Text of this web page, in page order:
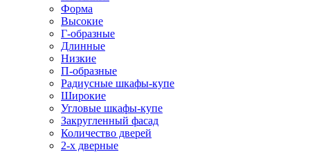
Форма
Высокие
Г-образные
Длинные
Низкие
П-образные
Радиусные шкафы-купе
Широкие
Угловые шкафы-купе
Закругленный фасад
Количество дверей
2-х дверные